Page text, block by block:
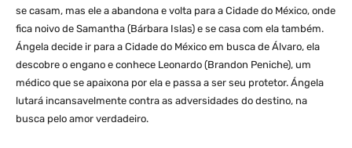
se casam, mas ele a abandona e volta para a Cidade do México, onde
fica noivo de Samantha (Bárbara Islas) e se casa com ela também.
Ángela decide ir para a Cidade do México em busca de Álvaro, ela
descobre o engano e conhece Leonardo (Brandon Peniche), um
médico que se apaixona por ela e passa a ser seu protetor. Ángela
lutará incansavelmente contra as adversidades do destino, na
busca pelo amor verdadeiro.